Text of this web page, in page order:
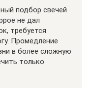
подбор свечей
не дал
требуется
Промедление
в более сложную
только